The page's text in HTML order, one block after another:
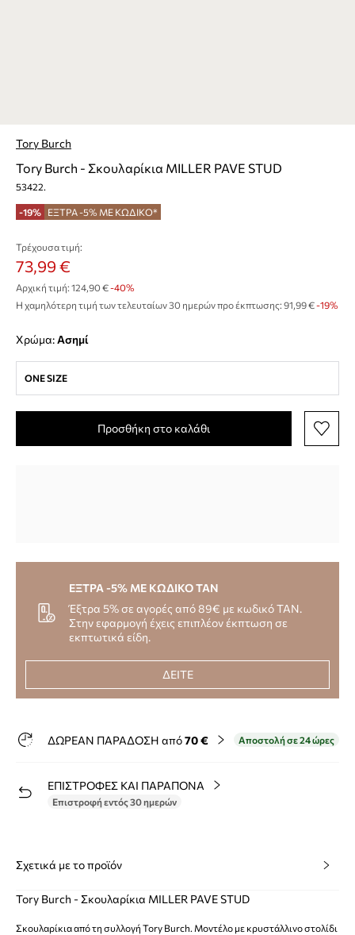
Tory Burch
Tory Burch - Σκουλαρίκια MILLER PAVE STUD
53422.
-19% ΕΞΤΡΑ -5% ΜΕ ΚΩΔΙΚΟ*
Τρέχουσα τιμή:
73,99 €
Αρχική τιμή: 124,90 €-40%
Η χαμηλότερη τιμή των τελευταίων 30 ημερών προ έκπτωσης: 91,99 € -19%
Χρώμα: ασημί
ONE SIZE
Προσθήκη στο καλάθι
ΕΞΤΡΑ -5% ΜΕ ΚΩΔΙΚΟ TAN
Έξτρα 5% σε αγορές από 89€ με κωδικό TAN.
Στην εφαρμογή έχεις επιπλέον έκπτωση σε
εκπτωτικά είδη.
ΔΕΙΤΕ
ΔΩΡΕΑΝ ΠΑΡΑΔΟΣΗ από70 € Αποστολή σε 24 ώρες
ΕΠΙΣΤΡΟΦΕΣ ΚΑΙ ΠΑΡΑΠΟΝΑ
Επιστροφή εντός 30 ημερών
Σχετικά με το προϊόν
Tory Burch - Σκουλαρίκια MILLER PAVE STUD
Σκουλαρίκια από τη συλλογή Tory Burch. Μοντέλο με κρυστάλλινο στολίδι